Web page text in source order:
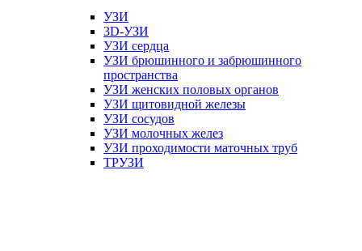
УЗИ
3D-УЗИ
УЗИ сердца
УЗИ брюшинного и забрюшинного
пространства
УЗИ женских половых органов
УЗИ щитовидной железы
УЗИ сосудов
УЗИ молочных желез
УЗИ проходимости маточных труб
ТРУЗИ